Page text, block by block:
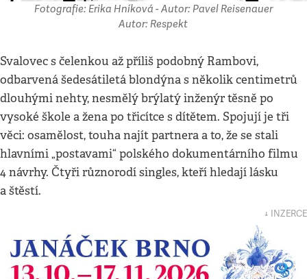
Fotografie: Erika Hníková - Autor: Pavel Reisenauer
Autor: Respekt
Svalovec s čelenkou až příliš podobný Rambovi,
odbarvená šedesátiletá blondýna s několik centimetrů
dlouhými nehty, nesmělý brýlatý inženýr těsně po
vysoké škole a žena po třicítce s dítětem. Spojují je tři
věci: osamělost, touha najít partnera a to, že se stali
hlavními „postavami“ polského dokumentárního filmu
4 návrhy. Čtyři různorodí singles, kteří hledají lásku
a štěstí.
↓ INZERCE